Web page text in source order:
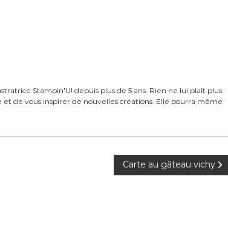
Stampin'U! depuis plus de 5 ans. Rien ne lui plaît plus
de vous inspirer de nouvelles créations. Elle pourra même
Carte au gâteau vichy